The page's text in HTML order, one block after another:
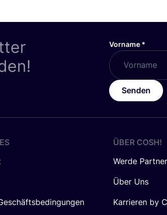
Vorname *
Senden
ÜBER COSH!
Werde
Über Uns
Karrieren by